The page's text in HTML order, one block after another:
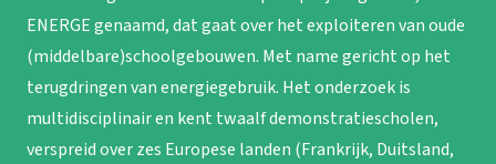
ENERGE genaamd, dat gaat over het exploiteren van oude
(middelbare)schoolgebouwen. Met name gericht op het
terugdringen van energiegebruik. Het onderzoek is
multidisciplinair en kent twaalf demonstratiescholen,
verspreid over zes Europese landen (Frankrijk, Duitsland,